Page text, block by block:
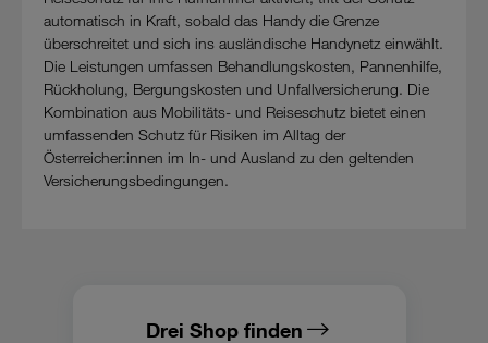
automatisch in Kraft, sobald das Handy die Grenze
überschreitet und sich ins ausländische Handynetz einwählt.
Die Leistungen umfassen Behandlungskosten, Pannenhilfe,
Rückholung, Bergungskosten und Unfallversicherung. Die
Kombination aus Mobilitäts- und Reiseschutz bietet einen
umfassenden Schutz für Risiken im Alltag der
Österreicher:innen im In- und Ausland zu den geltenden
Versicherungsbedingungen.
Drei Shop finden